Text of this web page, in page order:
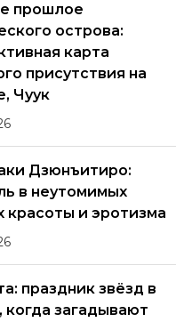
прошлое
острова:
карта
присутствия на
Чуук
Дзюнъитиро:
в неутомимых
красоты и эротизма
праздник звёзд в
когда загадывают